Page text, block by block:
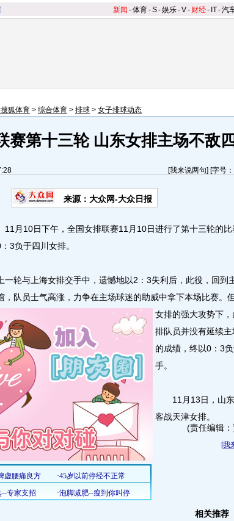
新闻 -体育-S-娱乐-V- 财经- IT-汽
狐体育 > 综合体育 > 排球 > 女子排球动态
赛第十三轮 山东女排主场不敌
[我来说两句] [字号：
来源：大众网-大众日报
10日下午，全国女排联赛11月10日进行了第十三轮的比
3负于四川女排。
轮与上海女排交手中，遗憾地以2：3失利后，此役，回到
，队员士气高涨，力争在主场球迷的助威中拿下本场比赛。
女排的强大攻势下
排队员并没有延续
的成绩，终以0：3
手。
11月13日，山东
客战天津女排。
(责任编辑
[我
相关推荐